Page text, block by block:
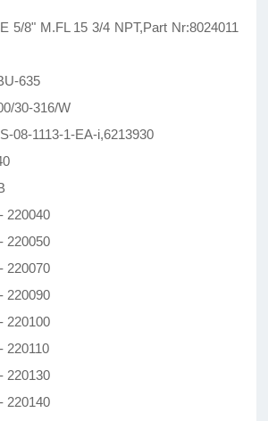
5/8" M.FL 15 3/4 NPT,Part Nr:8024011
635
30-316/W
08-1113-1-EA-i,6213930
220040
220050
220070
220090
220100
220110
220130
220140